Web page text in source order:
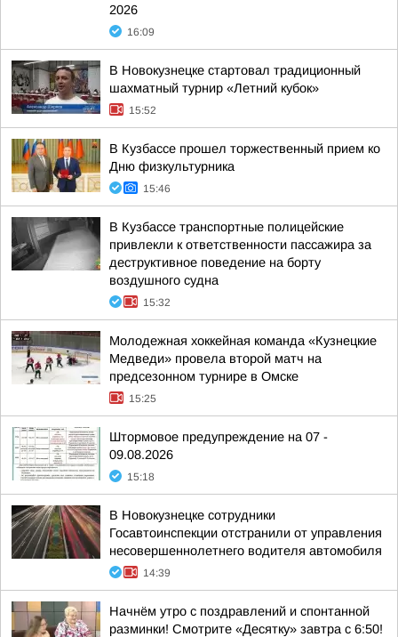
2026
16:09
В Новокузнецке стартовал традиционный
шахматный турнир «Летний кубок»
15:52
В Кузбассе прошел торжественный прием ко
Дню физкультурника
15:46
В Кузбассе транспортные полицейские
привлекли к ответственности пассажира за
деструктивное поведение на борту
воздушного судна
15:32
Молодежная хоккейная команда «Кузнецкие
Медведи» провела второй матч на
предсезонном турнире в Омске
15:25
Штормовое предупреждение на 07 -
09.08.2026
15:18
В Новокузнецке сотрудники
Госавтоинспекции отстранили от управления
несовершеннолетнего водителя автомобиля
14:39
Начнём утро с поздравлений и спонтанной
разминки! Смотрите «Десятку» завтра с 6:50!